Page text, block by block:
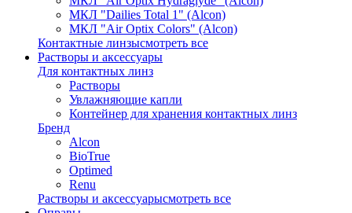
МКЛ "Dailies Total 1" (Alcon)
МКЛ "Air Optix Colors" (Alcon)
Контактные линзысмотреть все
Растворы и аксессуары
Для контактных линз
Растворы
Увлажняющие капли
Контейнер для хранения контактных линз
Бренд
Alcon
BioTrue
Optimed
Renu
Растворы и аксессуарысмотреть все